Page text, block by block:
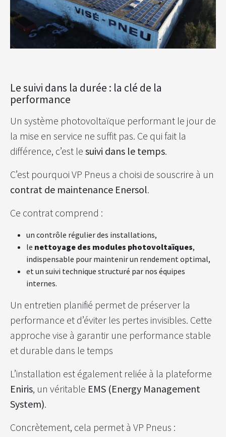
Le suivi dans la durée : la clé de la
performance
Un système photovoltaïque performant le jour de
la mise en service ne suffit pas. Ce qui fait la
différence, c’est le suivi dans le temps.
C’est pourquoi VP Pneus a choisi de souscrire à un
contrat de maintenance Enersol.
Ce contrat comprend :
un contrôle régulier des installations,
le nettoyage des modules photovoltaïques,
indispensable pour maintenir un rendement optimal,
et un suivi technique structuré par nos équipes
internes.
Un entretien planifié permet de préserver la
performance et d’éviter les pertes invisibles. Cette
approche vise à garantir une performance stable
et durable dans le temps
L’installation est également reliée à la plateforme
Eniris, un véritable EMS (Energy Management
System).
Concrètement, cela permet à VP Pneus :